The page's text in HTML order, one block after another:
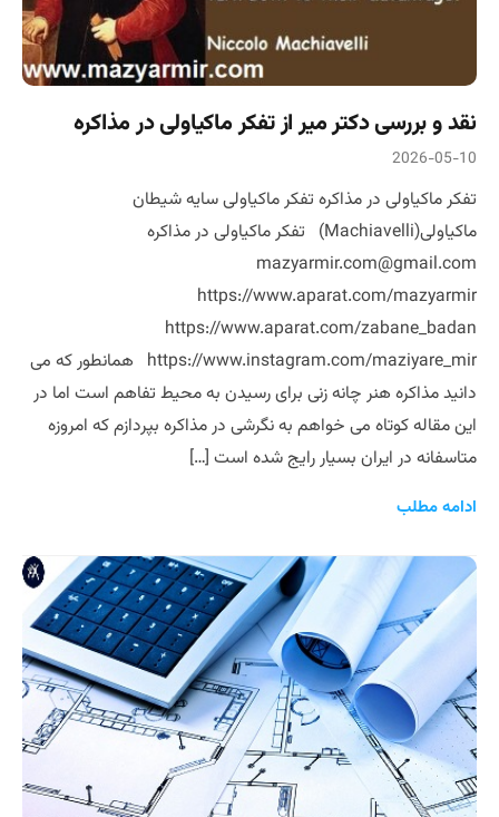
نقد و بررسی دکتر میر از تفکر ماکیاولی در مذاکره
2026-05-10
تفکر ماکیاولی در مذاکره تفکر ماکیاولی سایه شیطان
ماکیاولی(Machiavelli) تفکر ماکیاولی در مذاکره
mazyarmir.com@gmail.com
https://www.aparat.com/mazyarmir
https://www.aparat.com/zabane_badan
https://www.instagram.com/maziyare_mir همانطور که می
دانید مذاکره هنر چانه زنی برای رسیدن به محیط تفاهم است اما در
این مقاله کوتاه می خواهم به نگرشی در مذاکره بپردازم که امروزه
متاسفانه در ایران بسیار رایج شده است […]
ادامه مطلب